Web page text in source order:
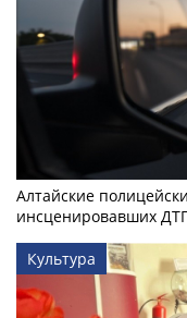
Алтайские
инсценировавших
Культура